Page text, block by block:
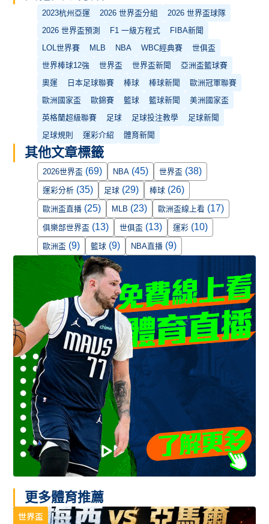
2023杭州亞運 2026 世界盃分組
2026 世界盃球隊
2026 世界盃預測
F1 一級方程式
FIBA新聞
LOL世界賽
MLB NBA WBC經典賽
世俱盃
世界棒球12強
世界盃 世界盃新聞
亞洲盃籃球賽
奧運
日本足球聯賽 棒球 棒球新聞
歐洲冠軍聯賽
歐洲國家盃
歐錦賽 籃球 籃球新聞
美洲國家盃
英格蘭超級聯賽
足球 足球投注教學
足球新聞
足球規則
運彩介紹 體育新聞
其他文章標籤
2026世界盃 (69) NBA (45) 世界盃 (38)
運彩分析 (35) 足球 (29) 棒球 (26)
歐洲盃直播 (25) MLB (23) 歐洲盃線上看 (17)
俱樂部世界盃 (13) 世俱盃 (13) 運彩 (10)
歐洲盃 (9) 籃球 (9) NBA直播 (9)
更多體育推薦
世界盃